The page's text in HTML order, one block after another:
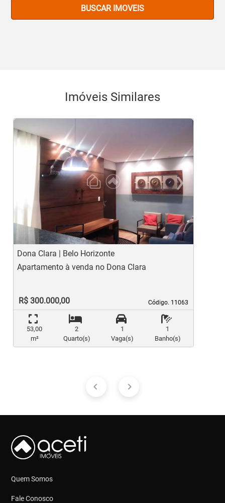
BUSCAR IMOVEIS
Imóveis Similares
Previous
›
Dona Clara | Belo Horizonte
Código. 11063
Código. 11063
Apartamento à venda no Dona Clara
R$ 300.000,00
53,00
m²
2
Quarto(s)
1
Vaga(s)
1
Banho(s)
Quem Somos
Fale Conosco